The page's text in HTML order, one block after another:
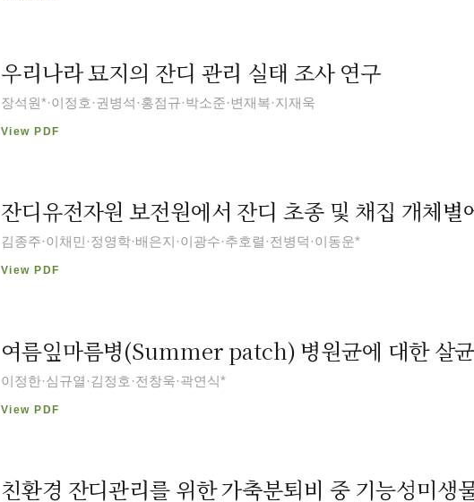
우리나라 묘지의 잔디 관리 실태 조사 연구
장석원*·이정호·권병석·홍점규·박소준·변재복·지재욱
View PDF
잔디유전자원 보전원에서 잔디 초종 및 채집 개체별
김종주·이채민·정영학·배은지·이광수·추호렬·전병덕·이동운*
View PDF
여름잎마름병(Summer patch) 병원균에 대한 살
이정한·심규열·김정호·전창욱·곽연식*
View PDF
친환경 잔디관리를 위한 가축분퇴비 중 기능성미생